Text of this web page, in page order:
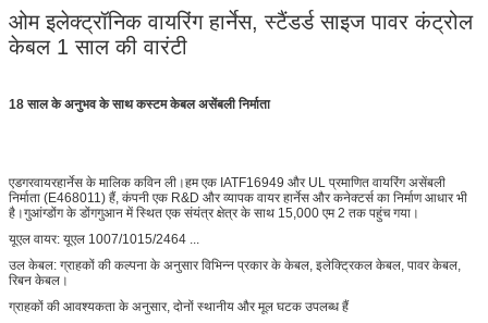
ओम इलेक्ट्रॉनिक वायरिंग हार्नेस, स्टैंडर्ड साइज पावर कंट्रोल
केबल 1 साल की वारंटी
18 साल के अनुभव के साथ कस्टम केबल असेंबली निर्माता
एडगरवायरहार्नेस के मालिक कविन ली।हम एक IATF16949 और UL प्रमाणित वायरिंग असेंबली
निर्माता (E468011) हैं, कंपनी एक R&D और व्यापक वायर हार्नेस और कनेक्टर्स का निर्माण आधार भी
है।गुआंग्डोंग के डोंगगुआन में स्थित एक संयंत्र क्षेत्र के साथ 15,000 एम 2 तक पहुंच गया।
यूएल वायर: यूएल 1007/1015/2464 ...
उल केबल: ग्राहकों की कल्पना के अनुसार विभिन्न प्रकार के केबल, इलेक्ट्रिकल केबल, पावर केबल,
रिबन केबल।
ग्राहकों की आवश्यकता के अनुसार, दोनों स्थानीय और मूल घटक उपलब्ध हैं